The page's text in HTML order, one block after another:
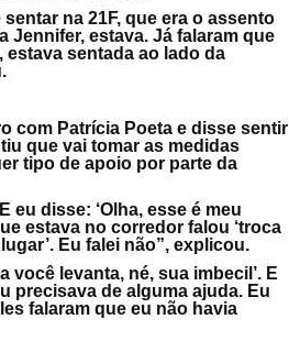
na 21F, que era o assento
Jennifer, estava. Já falaram que
estava sentada ao lado da
com Patrícia Poeta e disse sentir
que vai tomar as medidas
tipo de apoio por parte da
eu disse: ‘Olha, esse é meu
estava no corredor falou ‘troca
Eu falei não”, explicou.
você levanta, né, sua imbecil’. E
precisava de alguma ajuda. Eu
falaram que eu não havia